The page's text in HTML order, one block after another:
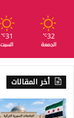
32
℃
الجمعة
31
℃
السبت
أخر المقالات